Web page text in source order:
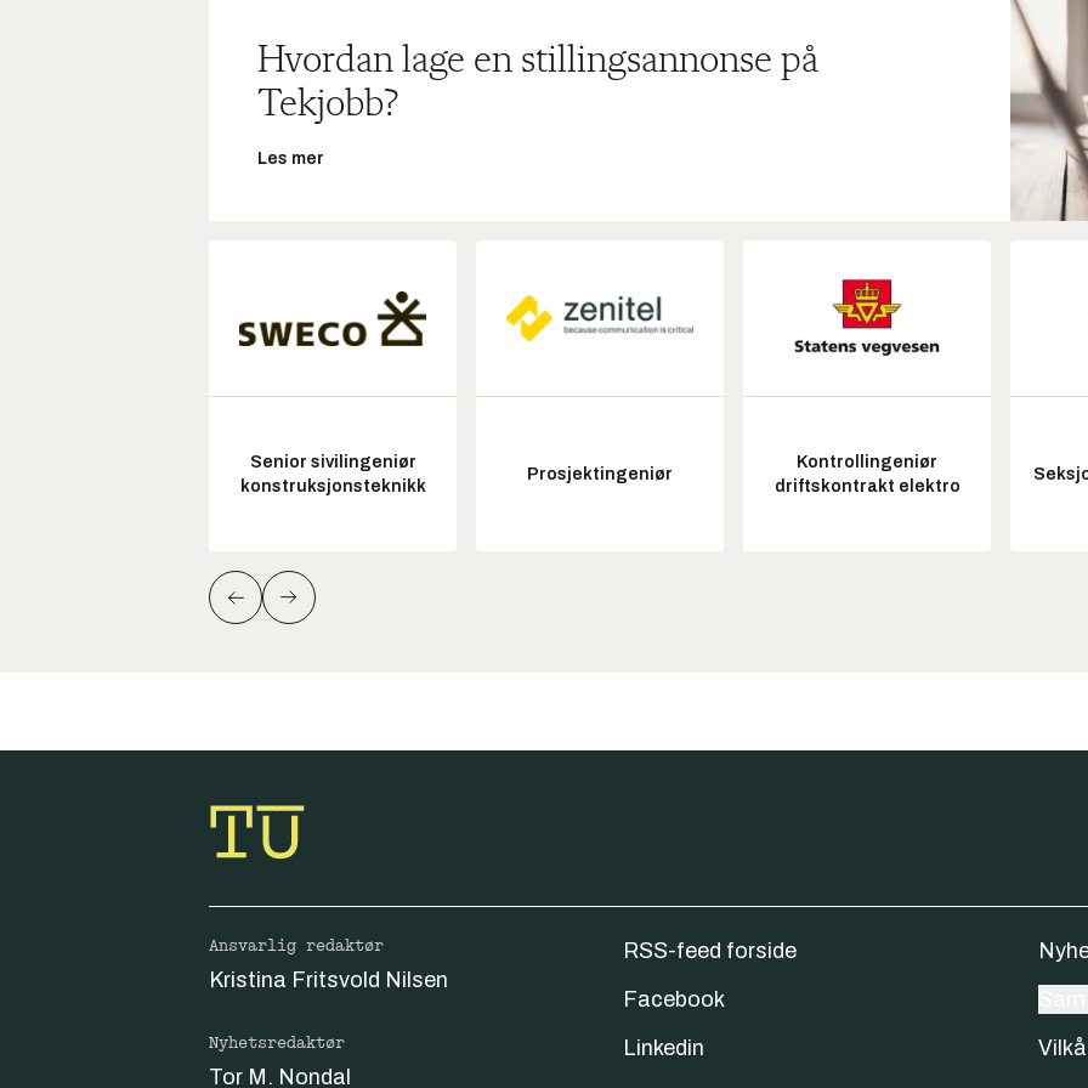
Hvordan lage en stillingsannonse på
Tekjobb?
Les mer
Senior sivilingeniør
konstruksjonsteknikk
Prosjektingeniør
Kontrollingeniør
driftskontrakt elektro
Ansvarlig redaktør
Kristina Fritsvold Nilsen
Nyhetsredaktør
Tor M. Nondal
RSS-feed forside
Facebook
Linkedin